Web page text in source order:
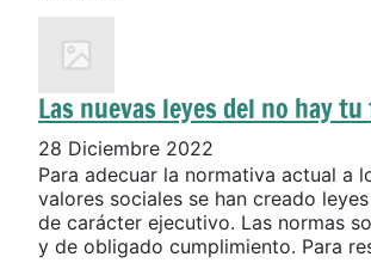
Las nuevas leyes del no hay
28 Diciembre 2022
Para adecuar la normativa actual a
valores sociales se han creado
de carácter ejecutivo. Las normas
y de obligado cumplimiento. Para